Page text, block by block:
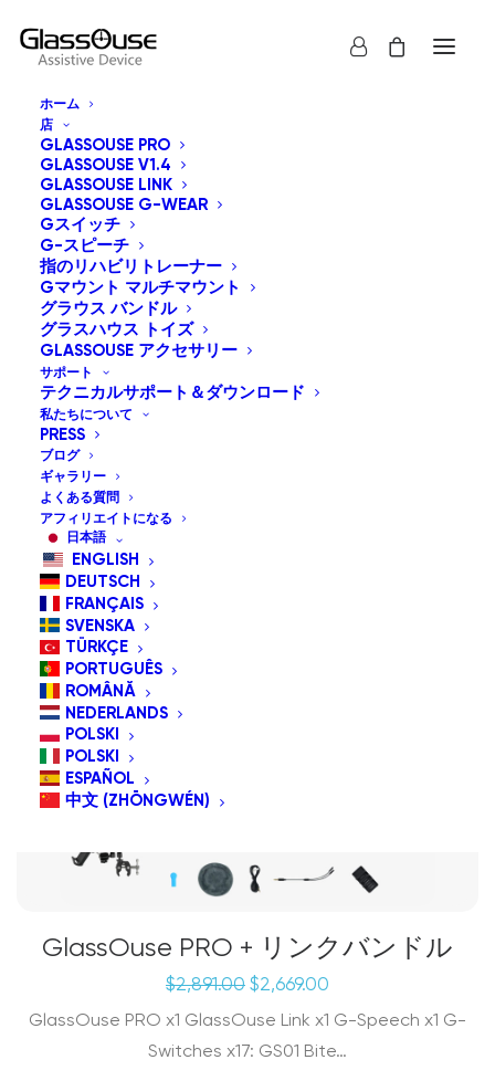
ホーム
店
GLASSOUSE PRO
GLASSOUSE V1.4
GLASSOUSE LINK
GLASSOUSE G-WEAR
Gスイッチ
G-スピーチ
指のリハビリトレーナー
Gマウント マルチマウント
グラウス バンドル
グラスハウス トイズ
GLASSOUSE アクセサリー
サポート
テクニカルサポート＆ダウンロード
私たちについて
PRESS
ブログ
ギャラリー
よくある質問
アフィリエイトになる
日本語
ENGLISH
DEUTSCH
FRANÇAIS
SVENSKA
TÜRKÇE
PORTUGUÊS
ROMÂNĂ
NEDERLANDS
POLSKI
POLSKI
ESPAÑOL
中文 (ZHŌNGWÉN)
すべて表示
デフォルト表示
新しい順に並べ替え
価格順: 高い 安い
セール
バンドルスペシャル
GlassOuse PRO + リンクバンドル
$2,891.00 元
価
格
$2,669.00
の
価
GlassOuse PRO x1 GlassOuse Link x1 G-Speech x1 G-
Switches x17: GS01 Bite…